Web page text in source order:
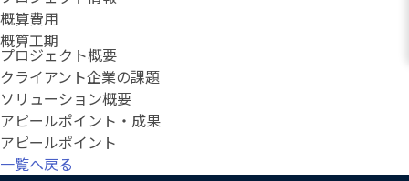
概算費用
概算工期
プロジェクト概要
クライアント企業の課題
ソリューション概要
アピールポイント・成果
アピールポイント
一覧へ戻る